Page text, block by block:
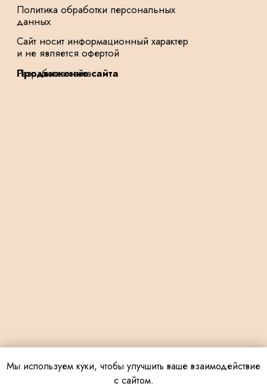
Мы используем куки, чтобы улучшить ваше взаимодействие
с сайтом.